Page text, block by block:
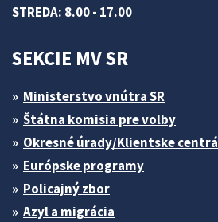
STREDA: 8.00 - 17.00
SEKCIE MV SR
Ministerstvo vnútra SR
Štátna komisia pre volby
Okresné úrady/Klientske centrá
Európske programy
Policajný zbor
Azyl a migrácia